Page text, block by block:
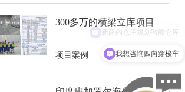
300多万的横梁立库项目
项目案例 2024-11-18
我想咨询四向穿梭车